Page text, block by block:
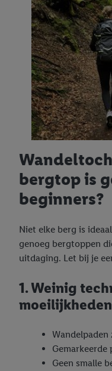
bergtop is
beginners?
Niet elke berg is
genoeg bergtoppen
uitdaging. Let bij je
1. Weinig
moeilijkheden
Gemarkeerde
Geen smalle